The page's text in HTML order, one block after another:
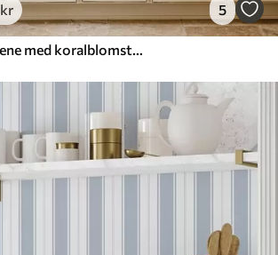
kr 5
Gennembrudte grene med koralblomster, blomstermønster